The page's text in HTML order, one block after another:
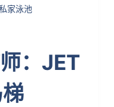
家泳池
：JET